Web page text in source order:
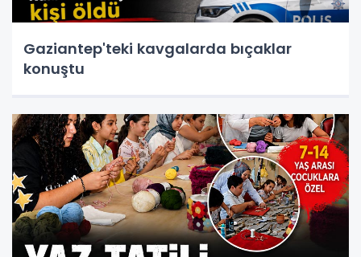
Gaziantep'teki kavgalarda bıçaklar
konuştu